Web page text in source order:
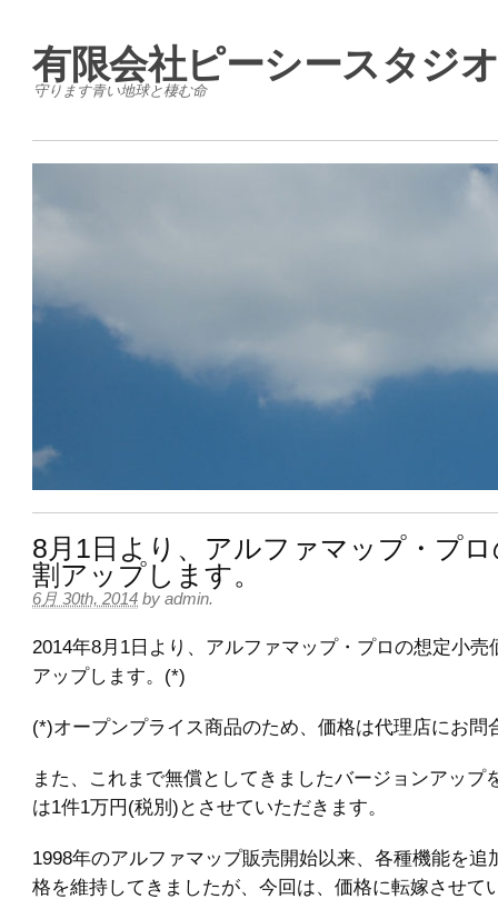
有限会社ピーシースタジ
守ります青い地球と棲む命
8月1日より、アルファマップ・プ
割アップします。
6月 30th, 2014 by admin.
2014年8月1日より、アルファマップ・プロの想定小売
アップします。(*)
(*)オープンプライス商品のため、価格は代理店にお問
また、これまで無償としてきましたバージョンアップ
は1件1万円(税別)とさせていただきます。
1998年のアルファマップ販売開始以来、各種機能を追
格を維持してきましたが、今回は、価格に転嫁させて